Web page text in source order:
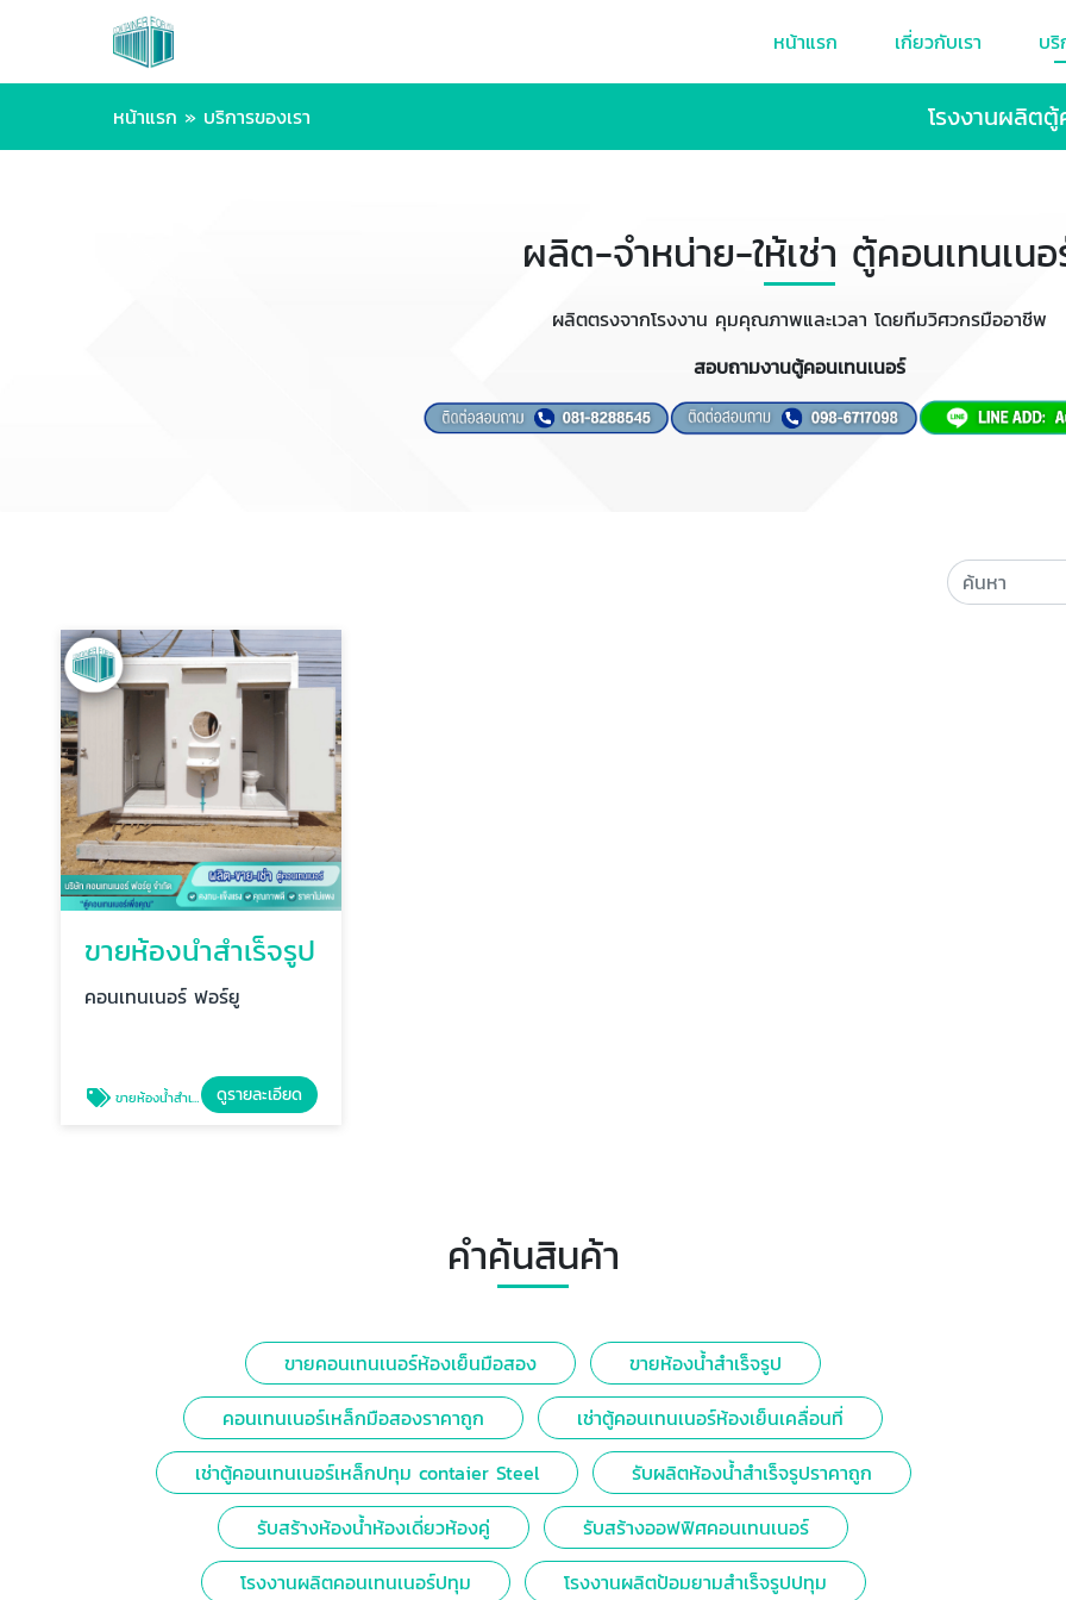
หน้าแรก เกี่ยวกับเรา บริ
หน้าแรก » บริการของเรา โรงงานผลิต
ผลิต-จำหน่าย-ให้เช่า ตู้คอนเทนเน
ผลิตตรงจากโรงงาน คุมคุณภาพและเวลา โดยทีมวิศวกรมืออาชีพ
สอบถามงานตู้คอนเทนเนอร์
ขายห้องน้ำสำเร็จรูป
คอนเทนเนอร์ ฟอร์ยู
ขายห้องน้ำสำเร็จรูป ดูรายละเอียด
คำค้นสินค้า
ขายคอนเทนเนอร์ห้องเย็นมือสอง
ขายห้องน้ำสำเร็จรูป
คอนเทนเนอร์เหล็กมือสองราคาถูก
เช่าตู้คอนเทนเนอร์ห้องเย็นเคลื่อนที่
เช่าตู้คอนเทนเนอร์เหล็กปทุม contaier Steel
รับผลิตห้องน้ำสำเร็จรูปราคาถูก
รับสร้างห้องน้ำห้องเดี่ยวห้องคู่
รับสร้างออฟฟิศคอนเทนเนอร์
โรงงานผลิตคอนเทนเนอร์ปทุม
โรงงานผลิตป้อมยามสำเร็จรูปปทุม